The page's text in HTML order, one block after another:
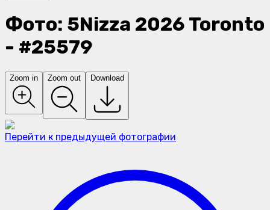
Фото: 5Nizza 2026 Toronto
- #25579
Zoom in Zoom out Download
Перейти к предыдущей фотографии